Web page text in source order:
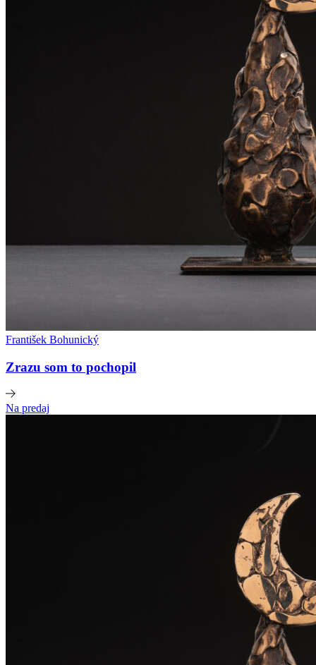
František Bohunický
Zrazu som to pochopil
Na predaj